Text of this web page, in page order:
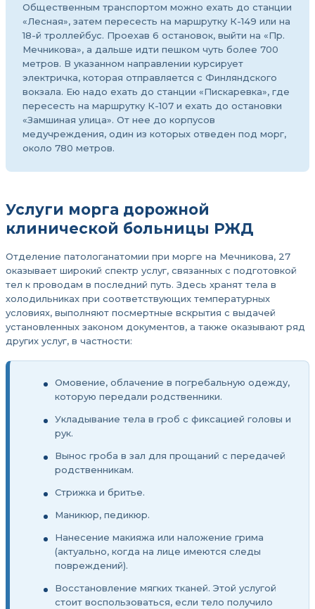
Общественным транспортом можно ехать до станции
«Лесная», затем пересесть на маршрутку К-149 или на
18-й троллейбус. Проехав 6 остановок, выйти на «Пр.
Мечникова», а дальше идти пешком чуть более 700
метров. В указанном направлении курсирует
электричка, которая отправляется с Финляндского
вокзала. Ею надо ехать до станции «Пискаревка», где
пересесть на маршрутку К-107 и ехать до остановки
«Замшиная улица». От нее до корпусов
медучреждения, один из которых отведен под морг,
около 780 метров.
Услуги морга дорожной
клинической больницы РЖД
Отделение патологанатомии при морге на Мечникова, 27
оказывает широкий спектр услуг, связанных с подготовкой
тел к проводам в последний путь. Здесь хранят тела в
холодильниках при соответствующих температурных
условиях, выполняют посмертные вскрытия с выдачей
установленных законом документов, а также оказывают ряд
других услуг, в частности:
Омовение, облачение в погребальную одежду,
которую передали родственники.
Укладывание тела в гроб с фиксацией головы и
рук.
Вынос гроба в зал для прощаний с передачей
родственникам.
Стрижка и бритье.
Маникюр, педикюр.
Нанесение макияжа или наложение грима
(актуально, когда на лице имеются следы
повреждений).
Восстановление мягких тканей. Этой услугой
стоит воспользоваться, если тело получило